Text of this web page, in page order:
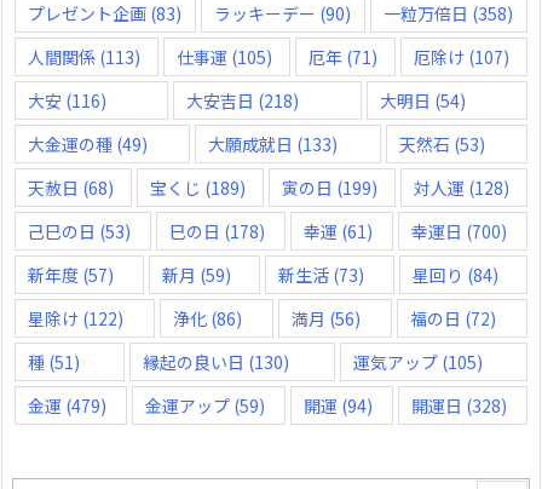
プレゼント企画 (83) ラッキーデー (90) 一粒万倍日 (358)
人間関係 (113) 仕事運 (105) 厄年 (71) 厄除け (107)
大安 (116) 大安吉日 (218) 大明日 (54)
大金運の種 (49) 大願成就日 (133) 天然石 (53)
天赦日 (68) 宝くじ (189) 寅の日 (199) 対人運 (128)
己巳の日 (53) 巳の日 (178) 幸運 (61) 幸運日 (700)
新年度 (57) 新月 (59) 新生活 (73) 星回り (84)
星除け (122) 浄化 (86) 満月 (56) 福の日 (72)
種 (51) 縁起の良い日 (130) 運気アップ(105)
金運 (479) 金運アップ (59) 開運 (94) 開運日 (328)